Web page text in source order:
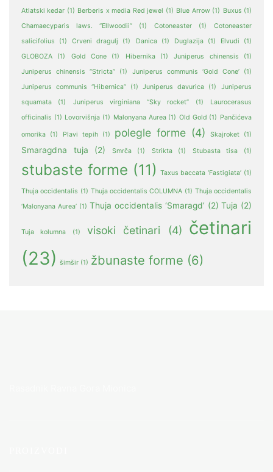
Atlatski kedar (1) Berberis x media Red jewel (1) Blue Arrow (1) Buxus (1)
Chamaecyparis laws. “Ellwoodii” (1) Cotoneaster (1)
Cotoneaster
salicifolius (1) Crveni dragulj (1) Danica(1) Duglazija(1) Elvudi (1)
GLOBOZA (1) Gold Cone (1) Hibernika(1) Juniperus chinensis (1)
Juniperus chinensis “Stricta” (1) Juniperus communis ‘Gold Cone’ (1)
Juniperus communis “Hibernica”(1) Juniperus davurica (1)
Juniperus
squamata (1) Juniperus virginiana “Sky rocket” (1)
Laurocerasus
officinalis (1) Lovorvišnja (1) Malonyana Aurea(1) Old Gold (1) Pančićeva
omorika (1) Plavi tepih(1) polegle forme (4) Skajroket (1)
Smaragdna tuja (2) Smrča(1) Strikta(1) Stubasta tisa (1)
stubaste forme (11) Taxus baccata ‘Fastigiata’ (1)
Thuja occidentalis (1) Thuja occidentalis COLUMNA (1) Thuja occidentalis
‘Malonyana Aurea’(1) Thuja occidentalis ‘Smaragd’ (2) Tuja (2)
Tuja kolumna (1) visoki četinari (4)
četinari
(23) šimšir (1) žbunaste forme (6)